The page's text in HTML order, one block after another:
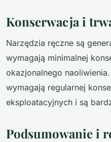
Konserwacja i
Narzędzia ręczne są
wymagają minimalnej
okazjonalnego
wymagają regularnej
eksploatacyjnych i są
Podsumowanie i